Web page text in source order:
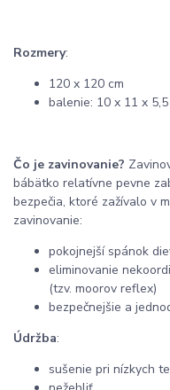
Rozmery:
120 x 120 cm
balenie: 10 x 11 x 5,5
Čo je zavinovanie?
bábätko relatívne pevne
bezpečia, ktoré zažívalo v
zavinovanie:
pokojnejší spánok
eliminovanie
(tzv. moorov reflex)
bezpečnejšie a
Údržba:
sušenie pri nízkych